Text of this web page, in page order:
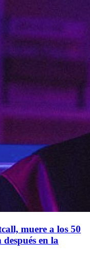
muere a los 50
en la